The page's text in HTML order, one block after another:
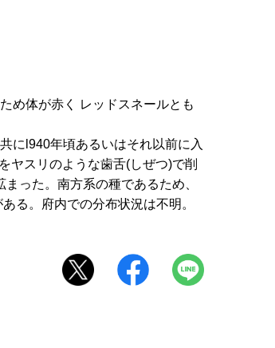
め体が赤く レッドスネールとも
にl940年頃あるいはそれ以前に入
ヤスリのような歯舌(しぜつ)で削
った。南方系の種であるため、
る。府内での分布状況は不明。